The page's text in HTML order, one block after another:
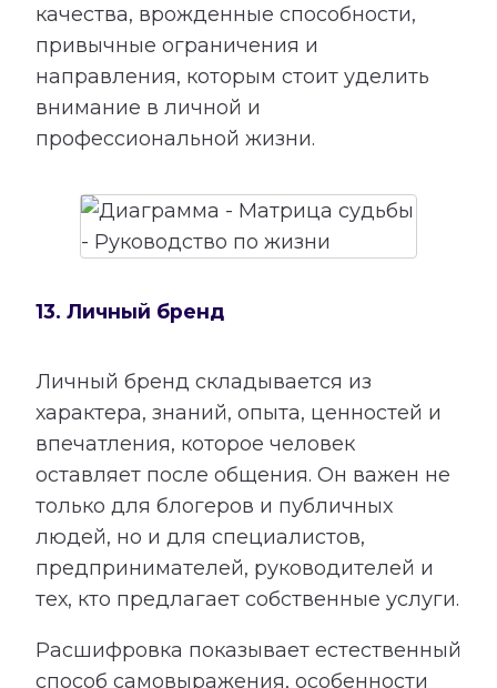
качества, врожденные способности,
привычные ограничения и
направления, которым стоит уделить
внимание в личной и
профессиональной жизни.
13. Личный бренд
Личный бренд складывается из
характера, знаний, опыта, ценностей и
впечатления, которое человек
оставляет после общения. Он важен не
только для блогеров и публичных
людей, но и для специалистов,
предпринимателей, руководителей и
тех, кто предлагает собственные услуги.
Расшифровка показывает естественный
способ самовыражения, особенности